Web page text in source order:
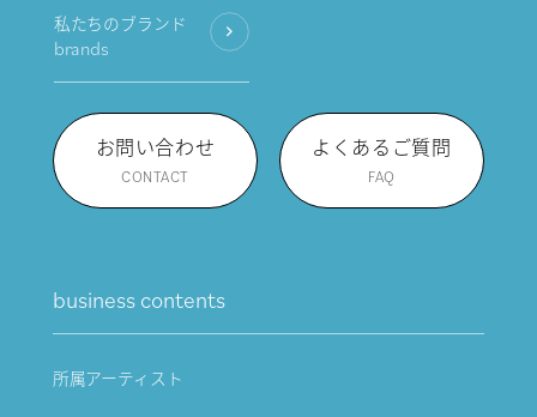
私たちのブランド
brands
お問い合わせ
CONTACT
よくあるご質問
FAQ
business contents
所属アーティスト